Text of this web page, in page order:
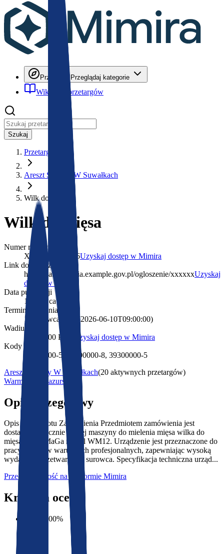
PrzeglądajPrzeglądaj kategorie
Wiki Wiki przetargów
Szukaj
Przetargi
Areszt Śledczy W Suwałkach
Wilk do mięsa
Wilk do mięsa
Numer referencyjny
XX/XXXX/2026Uzyskaj dostęp w Mimira
Link do ogłoszenia
https://zamowienia.example.gov.pl/ogloszenie/xxxxxxUzyskaj
dostęp w Mimira
Data publikacji
1 czerwca 2026
Termin składania ofert
10 czerwca 2026
(2026-06-10T09:00:00)
Wadium
15 000,00 PLN
Uzyskaj dostęp w Mimira
Kody CPV
42900000-5, 42200000-8, 39300000-5
Areszt Śledczy W Suwałkach(20 aktywnych przetargów)
Warmińsko-mazurskie
Opis szczegółowy
Opis Przedmiotu Zamówienia Przedmiotem zamówienia jest
dostawa fabrycznie nowej maszyny do mielenia mięsa wilka do
mięsa marki MaGa model WM12. Urządzenie jest przeznaczone do
pracy ciągłej w warunkach profesjonalnych, zapewniając wysoką
wydajność przetwarzania surowca. Specyfikacja techniczna urząd...
Przeczytaj całość na platformie Mimira
Kryteria oceny
100%